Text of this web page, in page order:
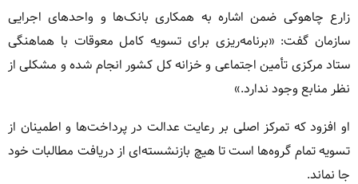
زارع چاهوکی ضمن اشاره به همکاری بانک‌ها و واحدهای اجرایی
سازمان گفت: «برنامه‌ریزی برای تسویه کامل معوقات با هماهنگی
ستاد مرکزی تأمین اجتماعی و خزانه کل کشور انجام شده و مشکلی از
نظر منابع وجود ندارد.»
او افزود که تمرکز اصلی بر رعایت عدالت در پرداخت‌ها و اطمینان از
تسویه تمام گروه‌ها است تا هیچ بازنشسته‌ای از دریافت مطالبات خود
جا نماند.